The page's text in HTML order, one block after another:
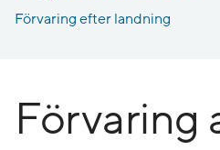
Förvaring efter landning
Förvaring